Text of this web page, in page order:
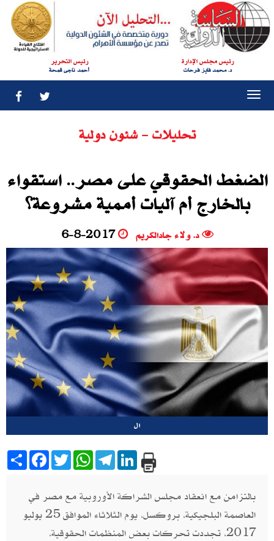
رئيس مجلس الإدارة
د. محمد فايز فرحات
رئيس التحرير
أحمد ناجى قمحة
تحليلات - شئون دولية
الضغط الحقوقي على مصر.. استقواء
بالخارج أم آليات أممية مشروعة؟
د. ولاء جادالكريم 6-8-2017
ال
Share Facebook
TwitterWhatsAppTelegramLinkedIn
بالتزامن مع انعقاد مجلس الشراكة الأوروبية مع مصر في
العاصمة البلجيكية، بروكسل، يوم الثلاثاء الموافق 25 يوليو
2017، تجددت تحركات بعض المنظمات الحقوقية،